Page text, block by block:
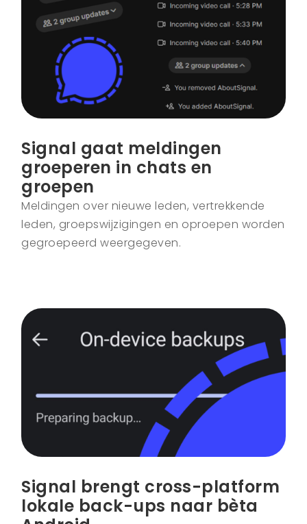
Signal gaat meldingen
groeperen in chats en
groepen
Meldingen over nieuwe leden, vertrekkende
leden, groepswijzigingen en oproepen worden
gegroepeerd weergegeven.
Signal brengt cross-platform
lokale back-ups naar bèta